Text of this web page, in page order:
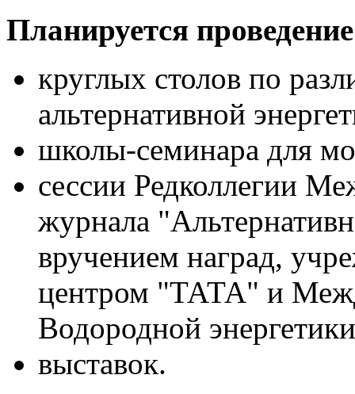
Планируется
круглых столов по
альтернативной
школы-семинара для
сессии Редколлегии
журнала
вручением наград,
центром "ТАТА" и
Водородной
выставок.